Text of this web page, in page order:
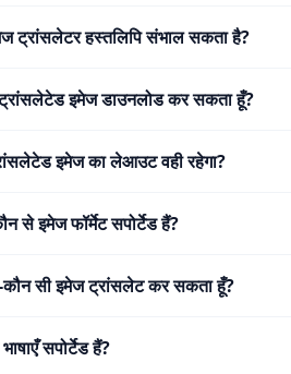
ट्रांसलेटर हस्तलिपि संभाल सकता है?
इमेज डाउनलोड कर सकता हूँ?
इमेज का लेआउट वही रहेगा?
से इमेज फॉर्मेट सपोर्टेड हैं?
सी इमेज ट्रांसलेट कर सकता हूँ?
सपोर्टेड हैं?